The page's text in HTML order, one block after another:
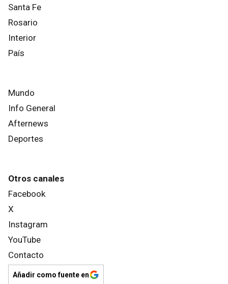
Santa Fe
Rosario
Interior
País
Mundo
Info General
Afternews
Deportes
Otros canales
Facebook
X
Instagram
YouTube
Contacto
Añadir como fuente en